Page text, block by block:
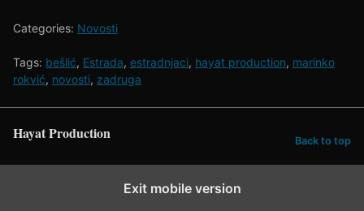
Categories: Novosti
Tags: bešlić, Estrada, estradnjaci, hayat production, marinko
rokvić, novosti, zadruga
Hayat Production Back to top
Exit mobile version